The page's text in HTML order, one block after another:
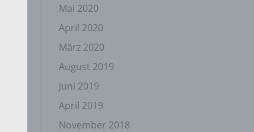
Mai 2020
April 2020
März 2020
August 2019
Juni 2019
April 2019
November 2018